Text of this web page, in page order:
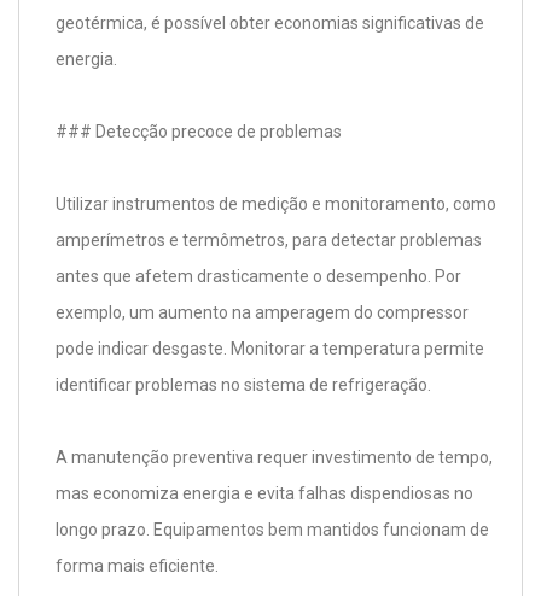
geotérmica, é possível obter economias significativas de
energia.
### Detecção precoce de problemas
Utilizar instrumentos de medição e monitoramento, como
amperímetros e termômetros, para detectar problemas
antes que afetem drasticamente o desempenho. Por
exemplo, um aumento na amperagem do compressor
pode indicar desgaste. Monitorar a temperatura permite
identificar problemas no sistema de refrigeração.
A manutenção preventiva requer investimento de tempo,
mas economiza energia e evita falhas dispendiosas no
longo prazo. Equipamentos bem mantidos funcionam de
forma mais eficiente.